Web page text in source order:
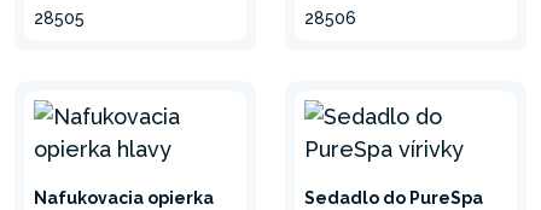
28505
28506
Nafukovacia opierka
Sedadlo do PureSpa